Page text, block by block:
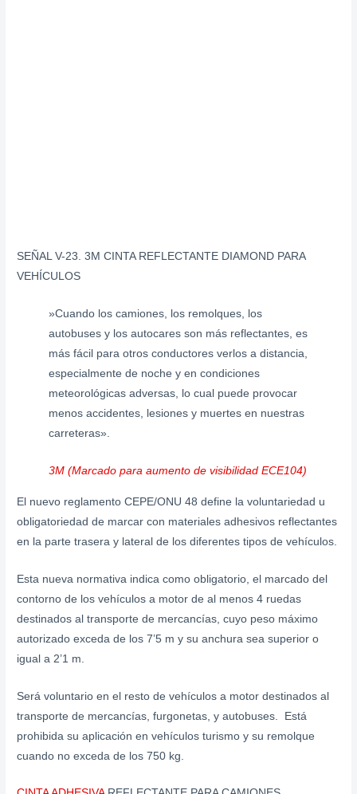
SEÑAL V-23. 3M CINTA REFLECTANTE DIAMOND PARA
VEHÍCULOS
»Cuando los camiones, los remolques, los
autobuses y los autocares son más reflectantes, es
más fácil para otros conductores verlos a distancia,
especialmente de noche y en condiciones
meteorológicas adversas, lo cual puede provocar
menos accidentes, lesiones y muertes en nuestras
carreteras».
3M (Marcado para aumento de visibilidad ECE104)
El nuevo reglamento CEPE/ONU 48 define la voluntariedad u
obligatoriedad de marcar con materiales adhesivos reflectantes
en la parte trasera y lateral de los diferentes tipos de vehículos.
Esta nueva normativa indica como obligatorio, el marcado del
contorno de los vehículos a motor de al menos 4 ruedas
destinados al transporte de mercancías, cuyo peso máximo
autorizado exceda de los 7’5 m y su anchura sea superior o
igual a 2’1 m.
Será voluntario en el resto de vehículos a motor destinados al
transporte de mercancías, furgonetas, y autobuses. Está
prohibida su aplicación en vehículos turismo y su remolque
cuando no exceda de los 750 kg.